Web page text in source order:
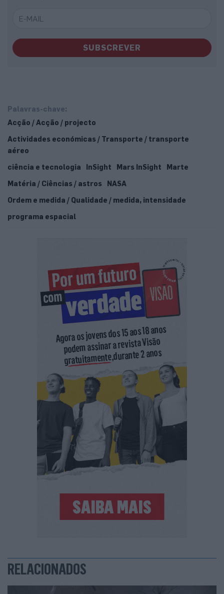
SUBSCREVER
Palavras-chave:
Acção / Acção / projecto
Actividades económicas / Transporte / transporte
aéreo
ciência e tecnologia
InSight Mars InSight
Marte
Matéria / Ciências / astros
NASA
Ordem e medida / Qualidade / medida, intensidade
programa espacial
RELACIONADOS